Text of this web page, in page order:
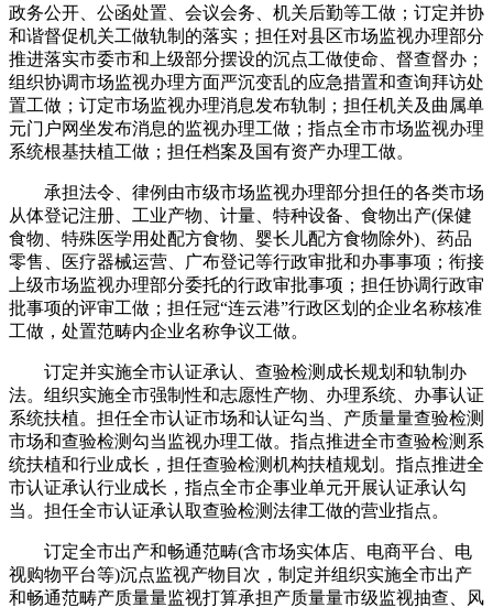
政务公开、公函处置、会议会务、机关后勤等工做；订定并协
和谐督促机关工做轨制的落实；担任对县区市场监视办理部分
推进落实市委市和上级部分摆设的沉点工做使命、督查督办；
组织协调市场监视办理方面严沉变乱的应急措置和查询拜访处
置工做；订定市场监视办理消息发布轨制；担任机关及曲属单
元门户网坐发布消息的监视办理工做；指点全市市场监视办理
系统根基扶植工做；担任档案及国有资产办理工做。
承担法令、律例由市级市场监视办理部分担任的各类市场
从体登记注册、工业产物、计量、特种设备、食物出产(保健
食物、特殊医学用处配方食物、婴长儿配方食物除外)、药品
零售、医疗器械运营、广布登记等行政审批和办事事项；衔接
上级市场监视办理部分委托的行政审批事项；担任协调行政审
批事项的评审工做；担任冠“连云港”行政区划的企业名称核准
工做，处置范畴内企业名称争议工做。
订定并实施全市认证承认、查验检测成长规划和轨制办
法。组织实施全市强制性和志愿性产物、办理系统、办事认证
系统扶植。担任全市认证市场和认证勾当、产质量量查验检测
市场和查验检测勾当监视办理工做。指点推进全市查验检测系
统扶植和行业成长，担任查验检测机构扶植规划。指点推进全
市认证承认行业成长，指点全市企事业单元开展认证承认勾
当。担任全市认证承认取查验检测法律工做的营业指点。
订定全市出产和畅通范畴(含市场实体店、电商平台、电
视购物平台等)沉点监视产物目次，制定并组织实施全市出产
和畅通范畴产质量量监视打算承担产质量量市级监视抽查、风